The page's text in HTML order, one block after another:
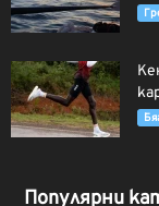
Популярни